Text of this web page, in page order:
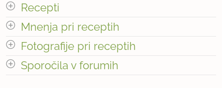
Recepti
Število receptov: 1
Mnenja pri receptih
odpri vse
« prejšnja 1 2 naslednja Â»
Fotografije pri receptih
Število fotografij pri receptih: 1
Sporočila v forumih